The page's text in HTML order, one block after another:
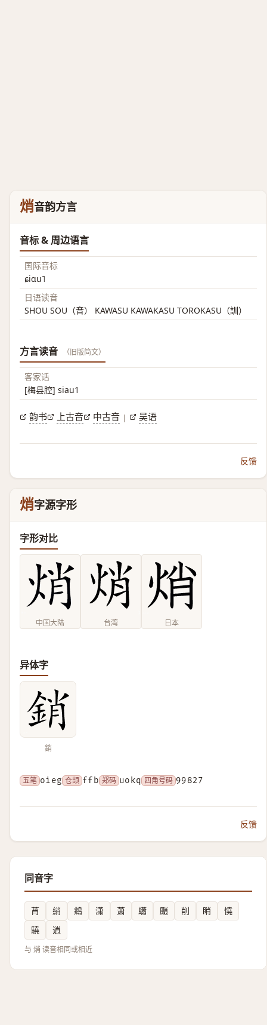
焇音韵方言
音标 & 周边语言
国际音标
ɕiɑu˥
日语读音
SHOU SOU（音） KAWASU KAWAKASU TOROKASU（訓）
方言读音 （旧版简文）
客家话
[梅县腔] siau1
韵书 上古音 中古音 | 吴语
反馈
焇字源字形
字形对比
中国大陆 台湾 日本
异体字
銷
五笔 oieg 仓颉 ffb 郑码 uokq 四角号码 99827
反馈
同音字
莦 綃 鴵 潇 萧 蠨 颵 削 睄
憢
驍
逍
与 焇 读音相同或相近